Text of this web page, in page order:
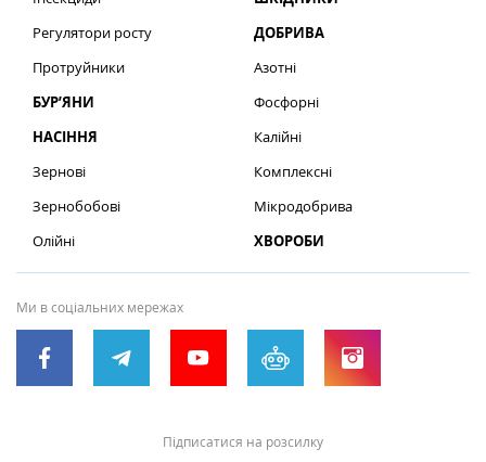
Регулятори росту
Протруйники
БУР’ЯНИ
НАСІННЯ
Зернові
Зернобобові
Олійні
ДОБРИВА
Азотні
Фосфорні
Калійні
Комплексні
Мікродобрива
ХВОРОБИ
Ми в соціальних мережах
Підписатися на розсилку